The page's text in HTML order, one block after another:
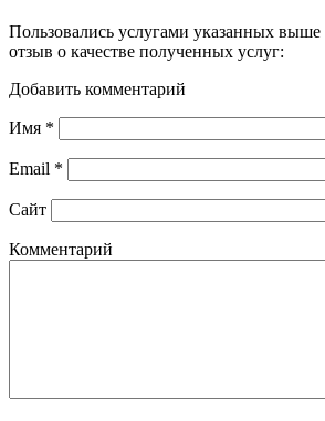
Пользовались услугами указанных
отзыв о качестве полученных услуг:
Добавить комментарий
Имя *
Email *
Сайт
Комментарий